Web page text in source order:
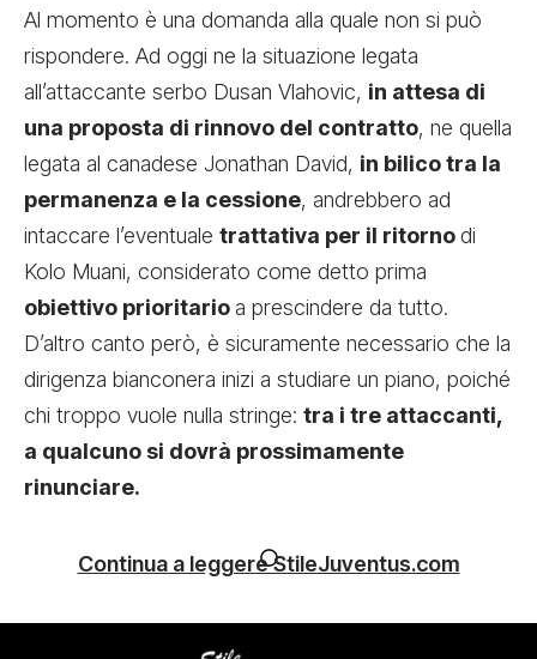
Al momento è una domanda alla quale non si può
rispondere. Ad oggi ne la situazione legata
all’attaccante serbo Dusan Vlahovic, in attesa di
una proposta di rinnovo del contratto, ne quella
legata al canadese Jonathan David, in bilico tra la
permanenza e la cessione, andrebbero ad
intaccare l’eventuale trattativa per il ritornodi
Kolo Muani, considerato come detto prima
obiettivo prioritario a prescindere da tutto.
D’altro canto però, è sicuramente necessario che la
dirigenza bianconera inizi a studiare un piano, poiché
chi troppo vuole nulla stringe: tra i tre attaccanti,
a qualcuno si dovrà prossimamente
rinunciare.
Continua a leggere StileJuventus.com